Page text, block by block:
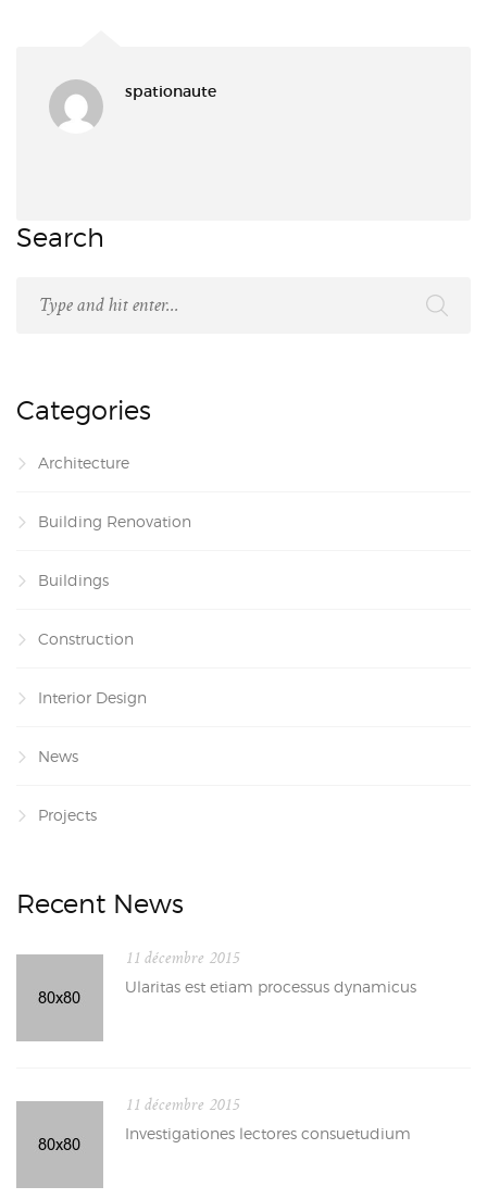
spationaute
Search
Categories
Architecture
Building Renovation
Buildings
Construction
Interior Design
News
Projects
Recent News
11 décembre 2015
Ularitas est etiam processus dynamicus
11 décembre 2015
Investigationes lectores consuetudium